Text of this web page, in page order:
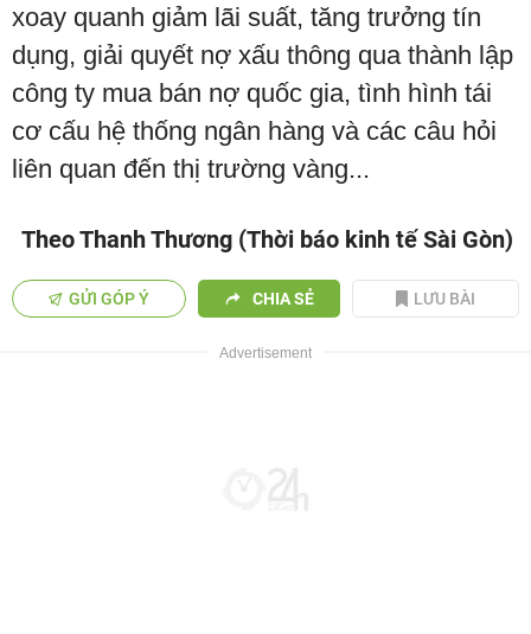
xoay quanh giảm lãi suất, tăng trưởng tín
dụng, giải quyết nợ xấu thông qua thành lập
công ty mua bán nợ quốc gia, tình hình tái
cơ cấu hệ thống ngân hàng và các câu hỏi
liên quan đến thị trường vàng...
Theo Thanh Thương (Thời báo kinh tế Sài Gòn)
GỬI GÓP Ý CHIA SẺ LƯU BÀI